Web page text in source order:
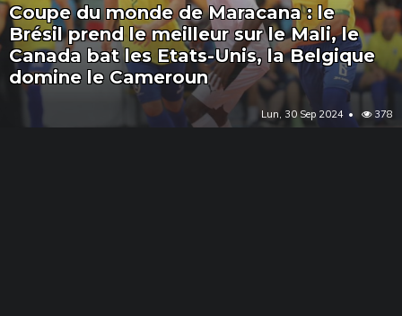
Coupe du monde de Maracana : le
Brésil prend le meilleur sur le Mali, le
Canada bat les Etats-Unis, la Belgique
domine le Cameroun
Lun, 30 Sep 2024 378